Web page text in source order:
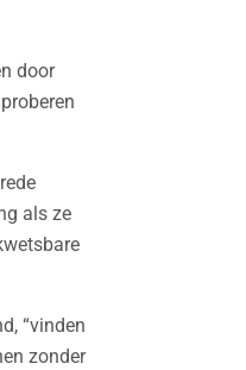
door
als ze
“vinden
zonder